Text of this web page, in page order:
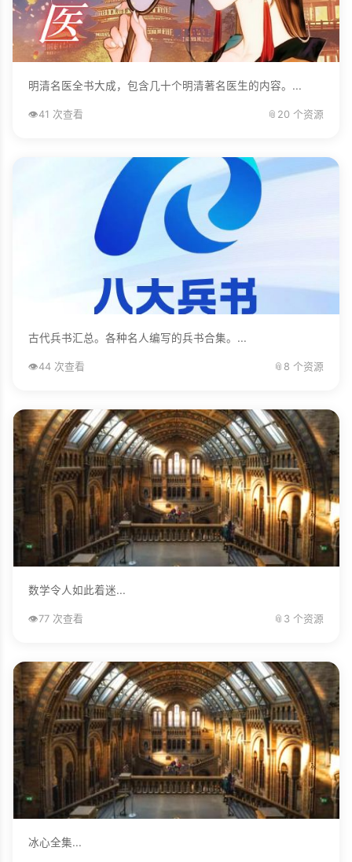
明清名医全书大成，包含几十个明清著名医生的内容。...
👁️41 次查看 📎 20 个资源
古代兵书汇总。各种名人编写的兵书合集。...
👁️44 次查看 📎 8 个资源
数学令人如此着迷...
👁️77 次查看 📎 3 个资源
冰心全集...